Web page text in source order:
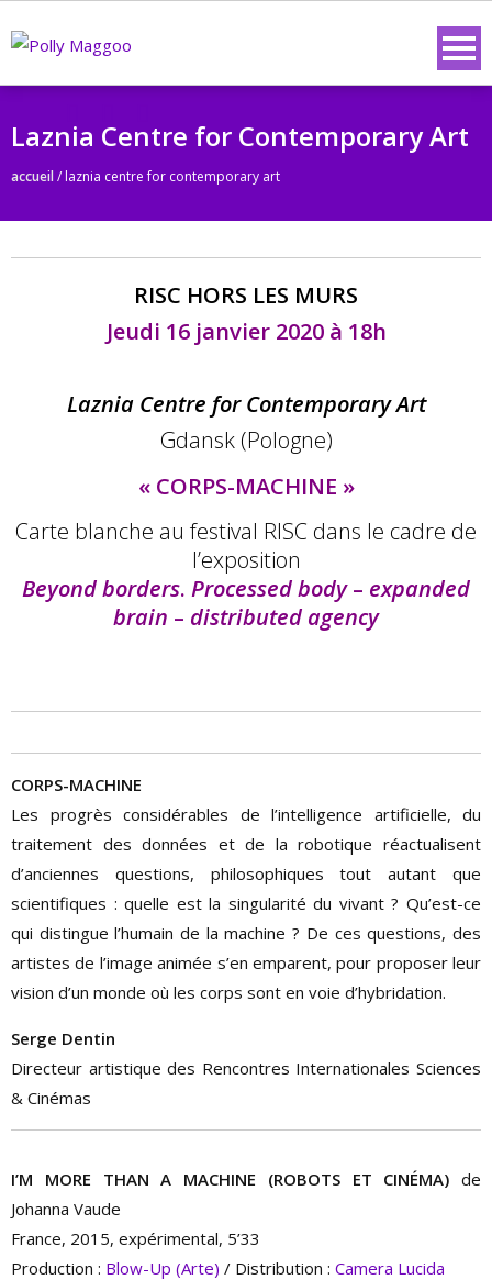
Laznia Centre for Contemporary Art
accueil/laznia centre for contemporary art
RISC HORS LES MURS
Jeudi 16 janvier 2020 à 18h
Laznia Centre for Contemporary Art
Gdansk (Pologne)
« CORPS-MACHINE »
Carte blanche au festival RISC dans le cadre de
l’exposition
Beyond borders. Processed body– expanded
brain – distributed agency
CORPS-MACHINE
Les progrès considérables de l’intelligence artificielle, du
traitement des données et de la robotique réactualisent
d’anciennes questions, philosophiques tout autant que
scientifiques : quelle est la singularité du vivant ? Qu’est-ce
qui distingue l’humain de la machine ? De ces questions, des
artistes de l’image animée s’en emparent, pour proposer leur
vision d’un monde où les corps sont en voie d’hybridation.
Serge Dentin
Directeur artistique des Rencontres Internationales Sciences
& Cinémas
I’M MORE THAN A MACHINE (ROBOTS ET CINÉMA) de
Johanna Vaude
France, 2015, expérimental, 5’33
Production : Blow-Up (Arte) / Distribution : Camera Lucida